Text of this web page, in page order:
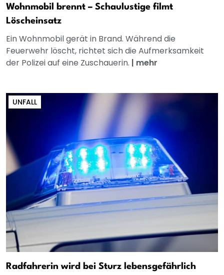
Wohnmobil brennt – Schaulustige filmt
Löscheinsatz
Ein Wohnmobil gerät in Brand. Während die
Feuerwehr löscht, richtet sich die Aufmerksamkeit
der Polizei auf eine Zuschauerin. | mehr
UNFALL
Radfahrerin wird bei Sturz lebensgefährlich